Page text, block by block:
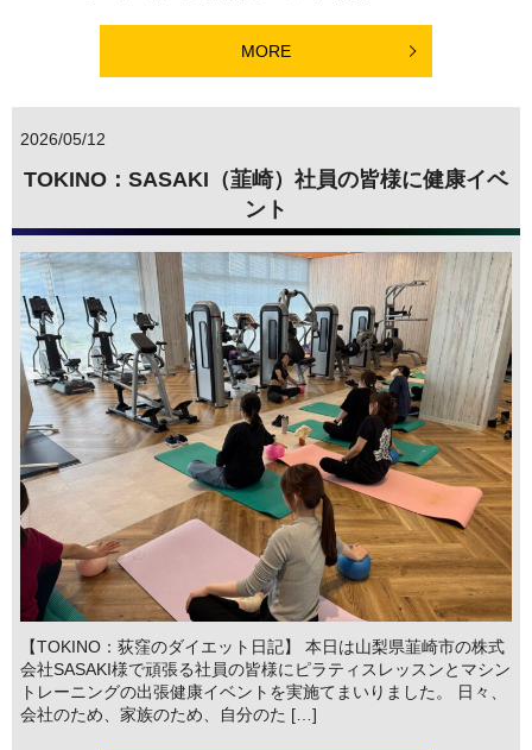
MORE
2026/05/12
TOKINO：SASAKI（韮崎）社員の皆様に健康イベ
ント
【TOKINO：荻窪のダイエット日記】 本日は山梨県韮崎市の株式
会社SASAKI様で頑張る社員の皆様にピラティスレッスンとマシン
トレーニングの出張健康イベントを実施てまいりました。 日々、
会社のため、家族のため、自分のた […]